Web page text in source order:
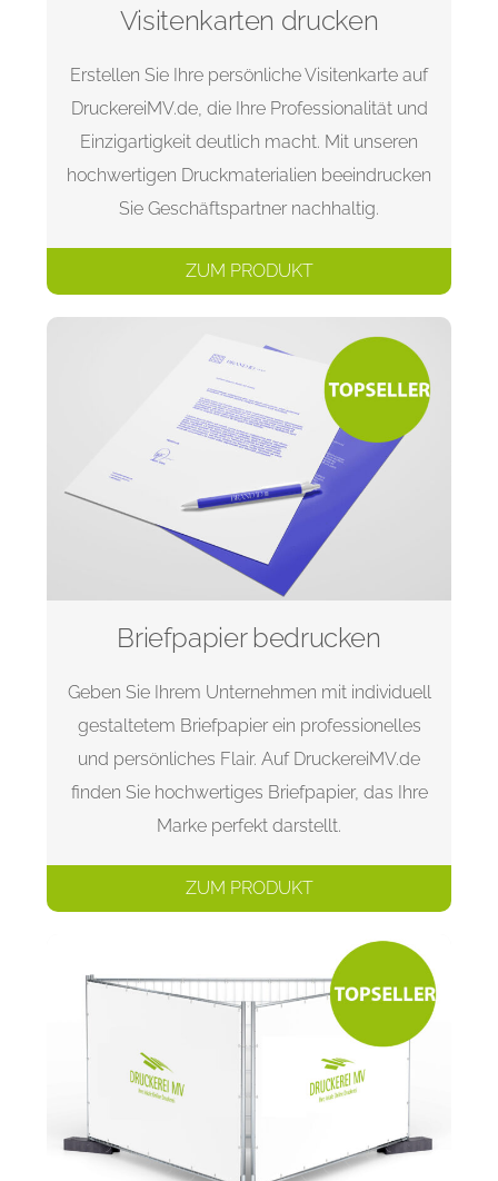
Visitenkarten drucken
Erstellen Sie Ihre persönliche Visitenkarte auf
DruckereiMV.de, die Ihre Professionalität und
Einzigartigkeit deutlich macht. Mit unseren
hochwertigen Druckmaterialien beeindrucken
Sie Geschäftspartner nachhaltig.
ZUM PRODUKT
Briefpapier bedrucken
Geben Sie Ihrem Unternehmen mit individuell
gestaltetem Briefpapier ein professionelles
und persönliches Flair. Auf DruckereiMV.de
finden Sie hochwertiges Briefpapier, das Ihre
Marke perfekt darstellt.
ZUM PRODUKT